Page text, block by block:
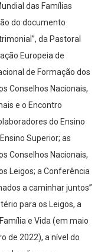
das Famílias
do documento
da Pastoral
Europeia de
de Formação dos
Conselhos Nacionais,
e o Encontro
do Ensino
Superior; as
Conselhos Nacionais,
Leigos; a Conferência
a caminhar juntos”
para os Leigos, a
e Vida (em maio
de 2022), a nível do